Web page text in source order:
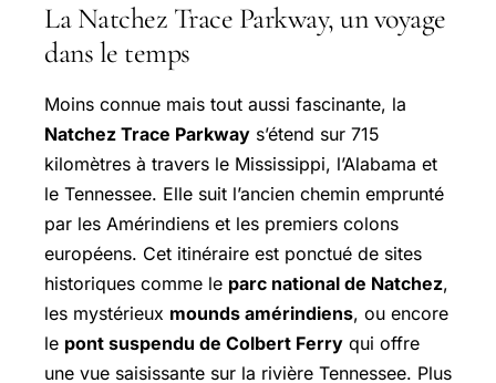
La Natchez Trace Parkway, un voyage
dans le temps
Moins connue mais tout aussi fascinante, la
Natchez Trace Parkway s’étend sur 715
kilomètres à travers le Mississippi, l’Alabama et
le Tennessee. Elle suit l’ancien chemin emprunté
par les Amérindiens et les premiers colons
européens. Cet itinéraire est ponctué de sites
historiques comme le parc national de Natchez,
les mystérieux mounds amérindiens, ou encore
le pont suspendu de Colbert Ferry qui offre
une vue saisissante sur la rivière Tennessee. Plus